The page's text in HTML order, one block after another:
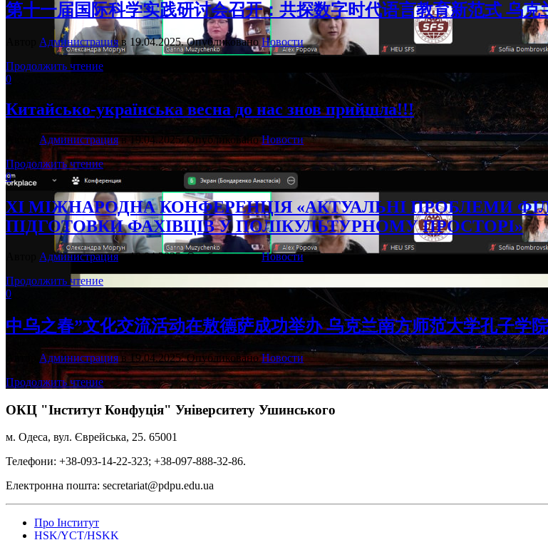
第十一届国际科学实践研讨会召开：共探数字时代语言教育新范式 乌克
Администрацияв 19.04.2025. ОпубликованоНовости
Продолжить чтение
0
Китайсько-українська весна до нас знов прийшла!!!
Администрацияв19.04.2025. ОпубликованоНовости
Продолжить чтение
0
XI МІЖНАРОДНА КОНФЕРЕНЦІЯ «АКТУАЛЬНІ ПРОБЛЕМИ
ПІДГОТОВКИ ФАХІВЦІВ У ПОЛІКУЛЬТУРНОМУ ПРОСТОРІ»
Администрацияв19.04.2025. ОпубликованоНовости
Продолжить чтение
0
中乌之春”文化交流活动在敖德萨成功举办 乌克兰南方师范大学孔子学院
Администрацияв19.04.2025. ОпубликованоНовости
Продолжить чтение
ОКЦ "Інститут Конфуція" Університету Ушинського
м. Одеса, вул. Єврейська, 25. 65001
Телефони: +38-093-14-22-323; +38-097-888-32-86.
Електронна пошта: secretariat@pdpu.edu.ua
Про Інститут
HSK/YCT/HSKK